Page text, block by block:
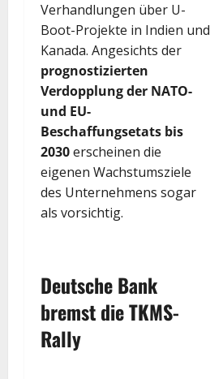
Verhandlungen über U-
Boot-Projekte in Indien und
Kanada. Angesichts der
prognostizierten
Verdopplung der NATO-
und EU-
Beschaffungsetats bis
2030erscheinen die
eigenen Wachstumsziele
des Unternehmens sogar
als vorsichtig.
Deutsche Bank
bremst dieTKMS-
Rally